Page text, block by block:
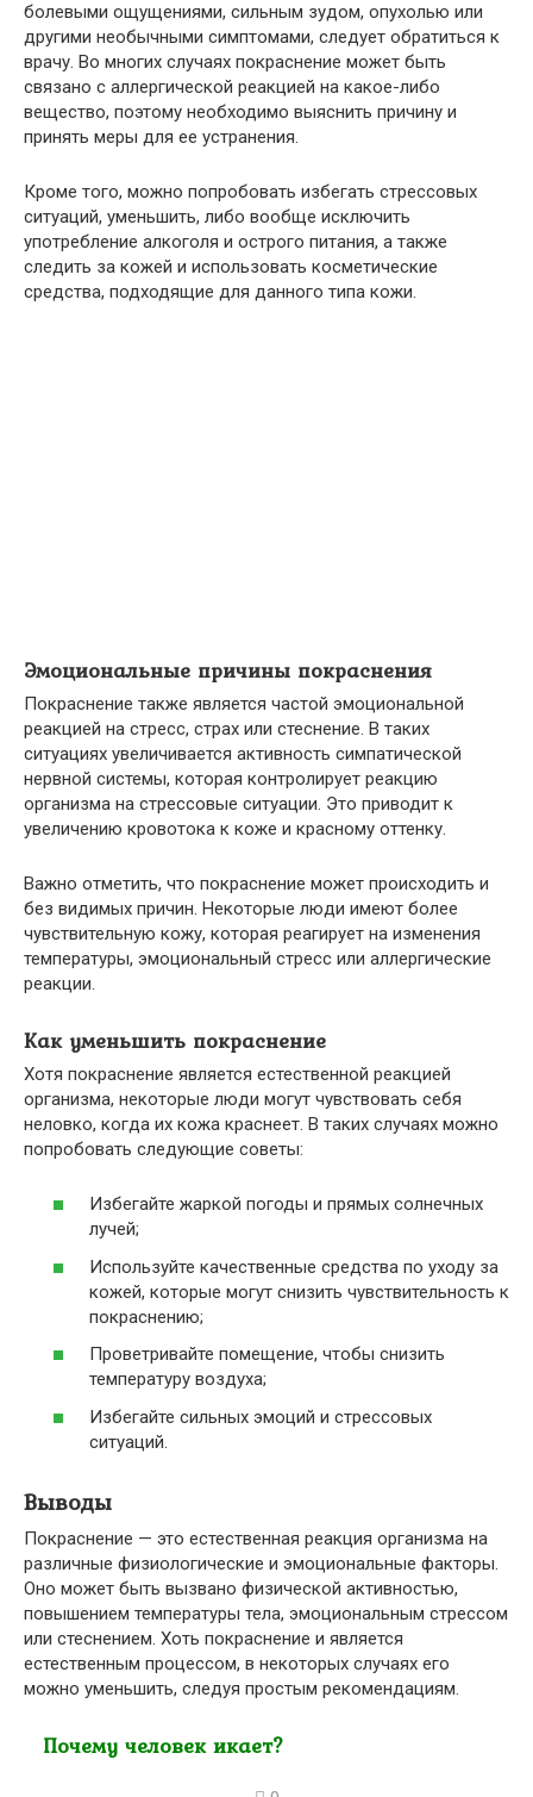
болевыми ощущениями, сильным зудом, опухолью или
другими необычными симптомами, следует обратиться к
врачу. Во многих случаях покраснение может быть
связано с аллергической реакцией на какое-либо
вещество, поэтому необходимо выяснить причину и
принять меры для ее устранения.
Кроме того, можно попробовать избегать стрессовых
ситуаций, уменьшить, либо вообще исключить
употребление алкоголя и острого питания, а также
следить за кожей и использовать косметические
средства, подходящие для данного типа кожи.
Эмоциональные причины покраснения
Покраснение также является частой эмоциональной
реакцией на стресс, страх или стеснение. В таких
ситуациях увеличивается активность симпатической
нервной системы, которая контролирует реакцию
организма на стрессовые ситуации. Это приводит к
увеличению кровотока к коже и красному оттенку.
Важно отметить, что покраснение может происходить и
без видимых причин. Некоторые люди имеют более
чувствительную кожу, которая реагирует на изменения
температуры, эмоциональный стресс или аллергические
реакции.
Как уменьшить покраснение
Хотя покраснение является естественной реакцией
организма, некоторые люди могут чувствовать себя
неловко, когда их кожа краснеет. В таких случаях можно
попробовать следующие советы:
Избегайте жаркой погоды и прямых солнечных
лучей;
Используйте качественные средства по уходу за
кожей, которые могут снизить чувствительность к
покраснению;
Проветривайте помещение, чтобы снизить
температуру воздуха;
Избегайте сильных эмоций и стрессовых
ситуаций.
Выводы
Покраснение — это естественная реакция организма на
различные физиологические и эмоциональные факторы.
Оно может быть вызвано физической активностью,
повышением температуры тела, эмоциональным стрессом
или стеснением. Хоть покраснение и является
естественным процессом, в некоторых случаях его
можно уменьшить, следуя простым рекомендациям.
Почему человек икает?